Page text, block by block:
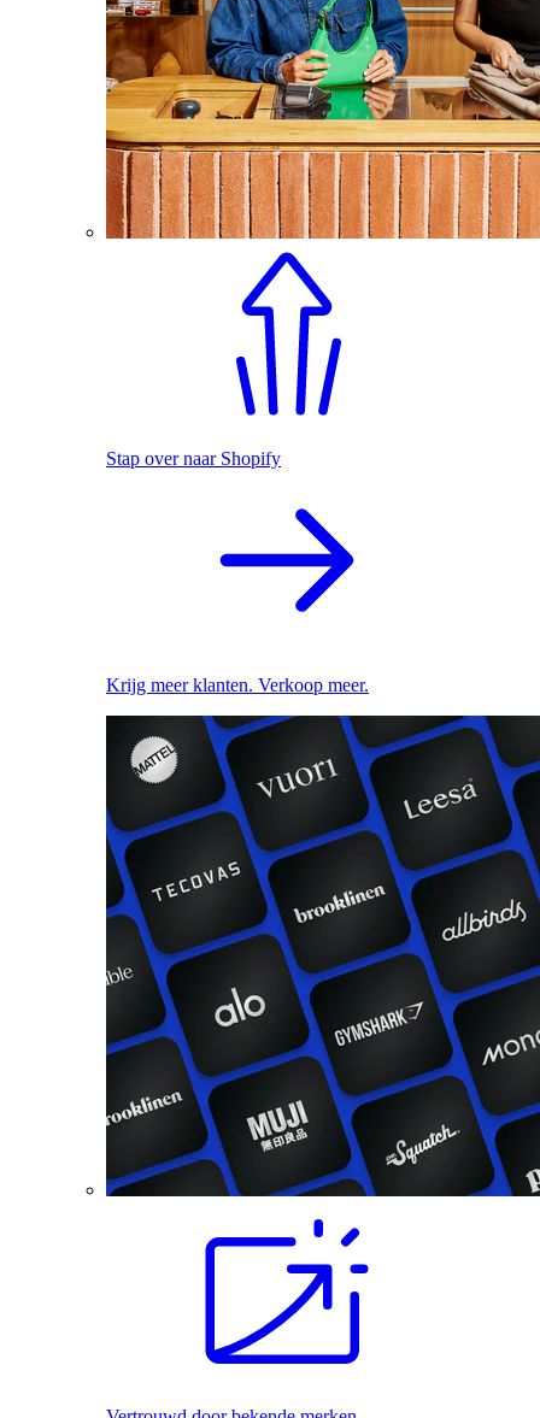
Stap over naar Shopify
Krijg meer klanten. Verkoop meer.